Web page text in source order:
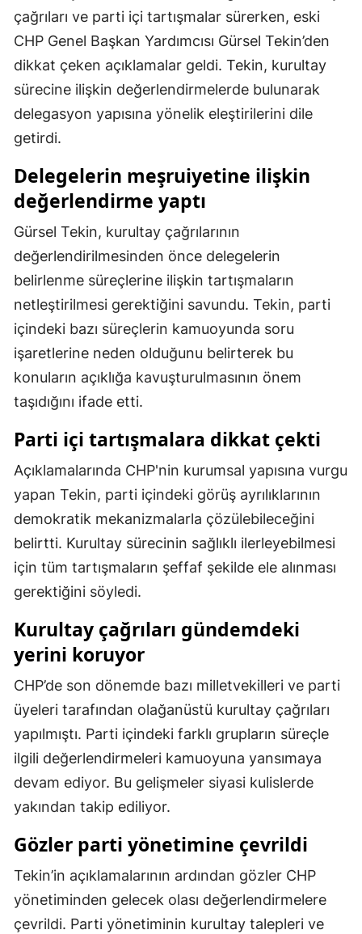
Mersin
İzmir
Kars
Kayseri
Kırşehir
Kocaeli
Konya
Kütahya
Malatya
Mardin
Muğla
Muş
Niğde
Rize
Sakarya
Samsun
Siirt
Sivas
Tekirdağ
Tokat
çağrıları ve parti içi tartışmalar sürerken, eski
CHP Genel Başkan Yardımcısı Gürsel Tekin’den
dikkat çeken açıklamalar geldi. Tekin, kurultay
sürecine ilişkin değerlendirmelerde bulunarak
delegasyon yapısına yönelik eleştirilerini dile
getirdi.
Delegelerin meşruiyetine ilişkin
değerlendirme yaptı
Gürsel Tekin, kurultay çağrılarının
değerlendirilmesinden önce delegelerin
belirlenme süreçlerine ilişkin tartışmaların
netleştirilmesi gerektiğini savundu. Tekin, parti
içindeki bazı süreçlerin kamuoyunda soru
işaretlerine neden olduğunu belirterek bu
konuların açıklığa kavuşturulmasının önem
taşıdığını ifade etti.
Parti içi tartışmalara dikkat çekti
Açıklamalarında CHP'nin kurumsal yapısına vurgu
yapan Tekin, parti içindeki görüş ayrılıklarının
demokratik mekanizmalarla çözülebileceğini
belirtti. Kurultay sürecinin sağlıklı ilerleyebilmesi
için tüm tartışmaların şeffaf şekilde ele alınması
gerektiğini söyledi.
Kurultay çağrıları gündemdeki
yerini koruyor
CHP’de son dönemde bazı milletvekilleri ve parti
üyeleri tarafından olağanüstü kurultay çağrıları
yapılmıştı. Parti içindeki farklı grupların süreçle
ilgili değerlendirmeleri kamuoyuna yansımaya
devam ediyor. Bu gelişmeler siyasi kulislerde
yakından takip ediliyor.
Gözler parti yönetimine çevrildi
Tekin’in açıklamalarının ardından gözler CHP
yönetiminden gelecek olası değerlendirmelere
çevrildi. Parti yönetiminin kurultay talepleri ve